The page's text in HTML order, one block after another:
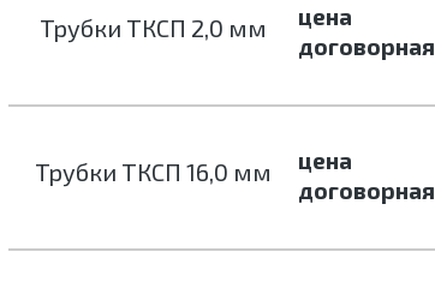
Трубки ТКСП 2,0 мм
цена
договорная
Трубки ТКСП 16,0 мм
цена
договорная